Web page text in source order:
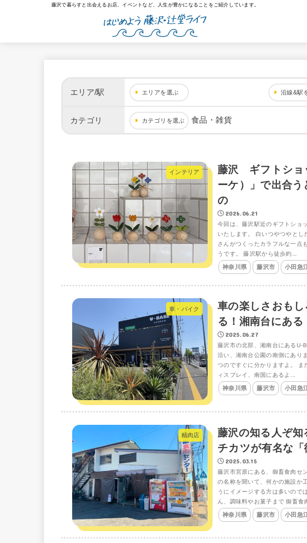
藤沢で暮らすと出会えるお店、イベントなど、人生が豊かになることをご紹介しています。
エリア/駅 エリアを選ぶ 沿線&駅
カテゴリ カテゴリを選ぶ 食品・雑貨
インテリア
藤沢 ギフトショ
ーケ）」で出合
の
2026.06.21
今回は、藤沢駅近のギフトショ
いたします。 白いつやつやと
さんがつくったカラフルな一点
うです。 藤沢駅から徒歩約...
神奈川県 藤沢市 小田急
車・バイク
車の楽しさおも
る！湘南台にある
2025.06.27
藤沢市の北部、湘南台にあるU-
沿い、湘南台公園の南側にあり
つのですぐに分かりますよ。
ィスプレイ、南国にあるよ...
神奈川県 藤沢市 小田急
精肉店
藤沢の知る人ぞ
チカツが有名な「
2025.03.15
藤沢市宮原にある、御畜食肉セ
の名称を聞いて、何かの施設か
うにイメージする方は多いので
ん、調味料やお菓子まで 御畜食
神奈川県 藤沢市 小田急